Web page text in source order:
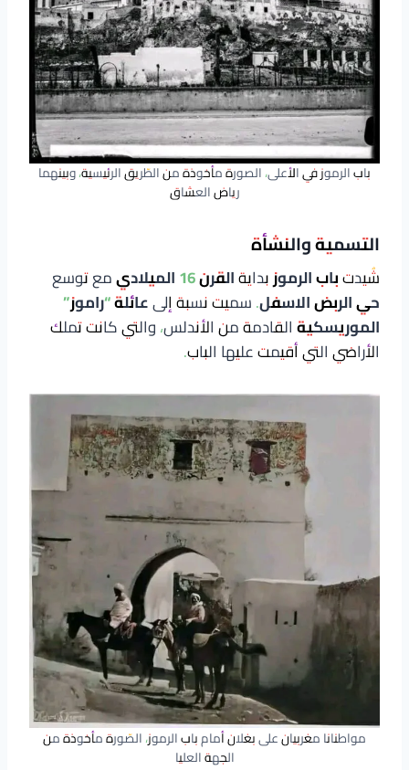
باب الرموز في الأعلى، الصورة مأخوذة من الطّريق الرئيسية، وبينهما
رياض العشاق
التسمية والنشأة
شُيدتباب الرموزبدايةالقرن 16 الميلادي
مع توسع
حي الربض الاسفل. سميت نسبة إلىعائلة “راموز”
الموريسكيةالقادمة من الأندلس، والتي كانت تملك
الأراضي التي أقيمت عليها الباب.
مواطنانا مغربيان على بغلان أمام باب الرموز، الصّورة مأخوذة من
الجهة العليا